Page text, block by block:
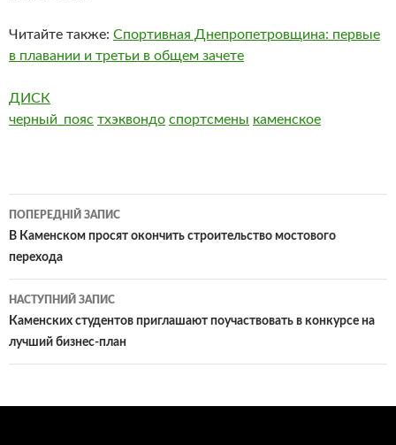
Читайте также: Спортивная Днепропетровщина: первые
в плавании и третьи в общем зачете
ДИСК
черный_пояс тхэквондо спортсмены каменское
Навігація
по
записам
ПОПЕРЕДНІЙ ЗАПИС
В Каменском просят окончить строительство мостового
перехода
НАСТУПНИЙ ЗАПИС
Каменских студентов приглашают поучаствовать в конкурсе на
лучший бизнес-план